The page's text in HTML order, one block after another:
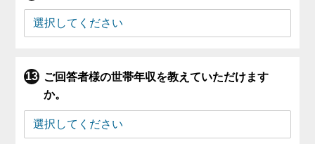
ご回答者様の世帯年収を教えていただけます
か。